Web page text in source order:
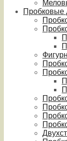
Пробковые